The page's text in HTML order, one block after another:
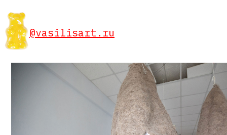
@vasilisart.ru